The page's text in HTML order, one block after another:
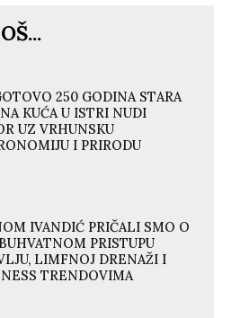
250 GODINA STARA
KUĆA U ISTRI NUDI
UZ VRHUNSKU
I PRIRODU
IVANDIĆ PRIČALI SMO O
PRISTUPU
LIMFNOJ DRENAŽI I
TRENDOVIMA